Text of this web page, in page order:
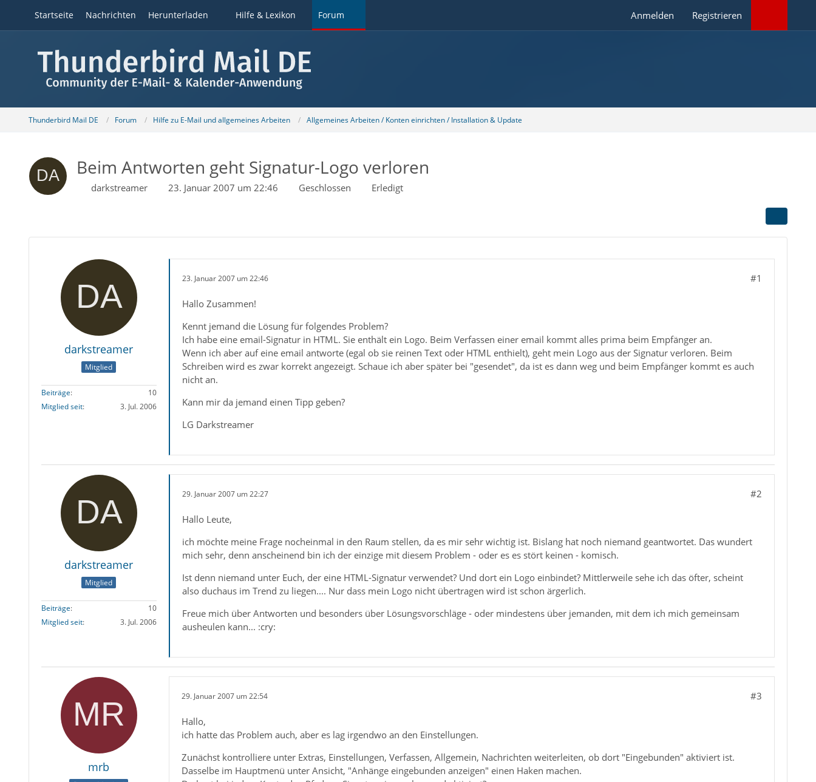
Startseite Nachrichten Herunterladen Hilfe & Lexikon Forum Anmelden Registrieren
Thunderbird Mail DE Forum Hilfe zu E-Mail und allgemeines Arbeiten Allgemeines Arbeiten / Konten einrichten / Installation & Update
Beim Antworten geht Signatur-Logo verloren
darkstreamer 23. Januar 2007 um 22:46 Geschlossen Erledigt
darkstreamer
Mitglied
Beiträge
10
Mitglied seit
3. Jul. 2006
23. Januar 2007 um 22:46 #1
Hallo Zusammen!
Kennt jemand die Lösung für folgendes Problem?
Ich habe eine email-Signatur in HTML. Sie enthält ein Logo. Beim Verfassen einer email kommt alles prima beim Empfänger an.
Wenn ich aber auf eine email antworte (egal ob sie reinen Text oder HTML enthielt), geht mein Logo aus der Signatur verloren. Beim
Schreiben wird es zwar korrekt angezeigt. Schaue ich aber später bei "gesendet", da ist es dann weg und beim Empfänger kommt es auch
nicht an.
Kann mir da jemand einen Tipp geben?
LG Darkstreamer
darkstreamer
Mitglied
Beiträge
10
Mitglied seit
3. Jul. 2006
29. Januar 2007 um 22:27 #2
Hallo Leute,
ich möchte meine Frage nocheinmal in den Raum stellen, da es mir sehr wichtig ist. Bislang hat noch niemand geantwortet. Das wundert
mich sehr, denn anscheinend bin ich der einzige mit diesem Problem - oder es es stört keinen - komisch.
Ist denn niemand unter Euch, der eine HTML-Signatur verwendet? Und dort ein Logo einbindet? Mittlerweile sehe ich das öfter, scheint
also duchaus im Trend zu liegen.... Nur dass mein Logo nicht übertragen wird ist schon ärgerlich.
Freue mich über Antworten und besonders über Lösungsvorschläge - oder mindestens über jemanden, mit dem ich mich gemeinsam
ausheulen kann... :cry:
mrb
29. Januar 2007 um 22:54 #3
Hallo,
ich hatte das Problem auch, aber es lag irgendwo an den Einstellungen.
Zunächst kontrolliere unter Extras, Einstellungen, Verfassen, Allgemein, Nachrichten weiterleiten, ob dort "Eingebunden" aktiviert ist.
Dasselbe im Hauptmenü unter Ansicht, "Anhänge eingebunden anzeigen" einen Haken machen.